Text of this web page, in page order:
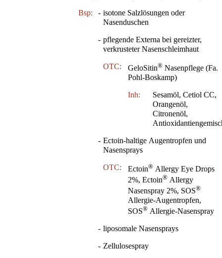
Bsp: - isotone Salzlösungen oder
Nasenduschen
- pflegende Externa bei gereizter,
verkrusteter Nasenschleimhaut
OTC: GeloSitin® Nasenpflege (Fa.
Pohl-Boskamp)
Inh:
Sesamöl, Cetiol CC,
Orangenöl,
Citronenöl,
- Ectoin-haltige Augentropfen und
Nasensprays
OTC: Ectoin® Allergy Eye Drops
2%, Ectoin® Allergy
Nasenspray 2%, SOS®
Allergie-Augentropfen,
SOS® Allergie-Nasenspray
- liposomale Nasensprays
- Zellulosespray